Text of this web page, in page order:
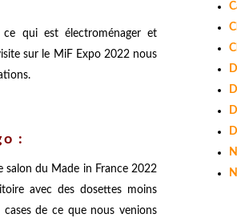
qui est électroménager et
sur le MiF Expo 2022 nous
:
salon du Made in France 2022
avec des dosettes moins
de ce que nous venions